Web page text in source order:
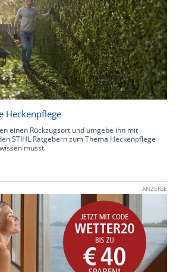
Heckenpflege
einen Rückzugsort und umgebe ihn mit
STIHL Ratgebern zum Thema Heckenpflege
musst.
ANZEIGE